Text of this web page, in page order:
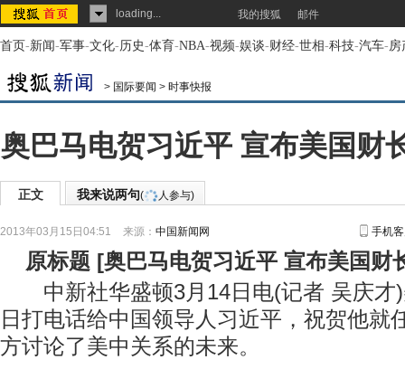
loading... 我的搜狐 邮件
首页-新闻-军事-文化-历史-体育-NBA-视频-娱谈-财经-世相-科技-汽车-房
> 国际要闻 > 时事快报
奥巴马电贺习近平 宣布美国财
正文 我来说两句( 人参与)
2013年03月15日04:51 来源： 中国新闻网 手机
原标题 [奥巴马电贺习近平 宣布美国财
中新社华盛顿3月14日电(记者 吴庆才)
日打电话给中国领导人习近平，祝贺他就
方讨论了美中关系的未来。